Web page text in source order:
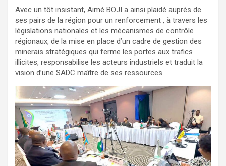
Avec un tôt insistant, Aimé BOJI a ainsi plaidé auprès de
ses pairs de la région pour un renforcement , à travers les
législations nationales et les mécanismes de contrôle
régionaux, de la mise en place d’un cadre de gestion des
minerais stratégiques qui ferme les portes aux trafics
illicites, responsabilise les acteurs industriels et traduit la
vision d’une SADC maître de ses ressources.